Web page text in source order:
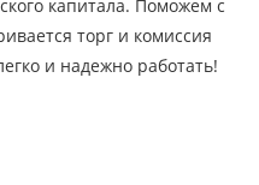
капитала. Поможем с
торг и комиссия
и надежно работать!